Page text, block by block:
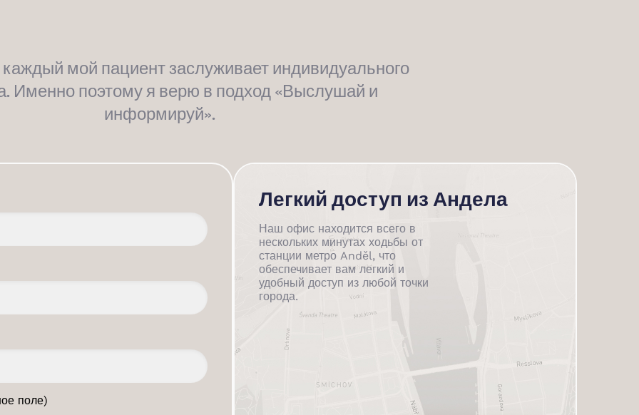
мой пациент заслуживает индивидуального
Именно поэтому я верю в подход «Выслушай и
информируй».
поле)
Легкий доступ из Андела
Наш офис находится всего в
нескольких минутах ходьбы от
станции метро Anděl, что
обеспечивает вам легкий и
удобный доступ из любой точки
города.